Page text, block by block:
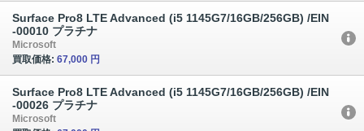
Surface Pro8 LTE Advanced (i5 1145G7/16GB/256GB) /EIN
-00010 プラチナ
Microsoft
買取価格: 67,000 円
Surface Pro8 LTE Advanced (i5 1145G7/16GB/256GB) /EIN
-00026 プラチナ
Microsoft